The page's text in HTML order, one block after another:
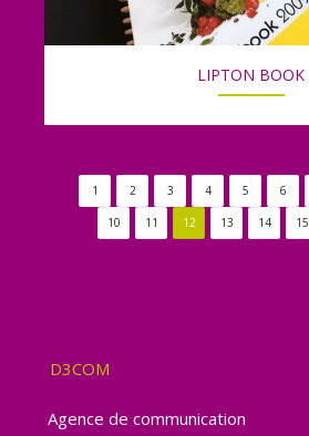
LIPTON BOOK
1 2 3 4 5 6
10 11 12 13 14 15
D3COM
Agence de communication